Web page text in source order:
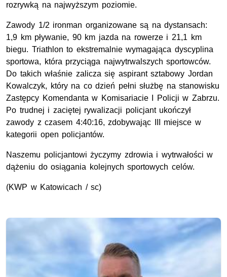
rozrywką na najwyższym poziomie.
Zawody 1/2 ironman organizowane są na dystansach:
1,9 km pływanie, 90 km jazda na rowerze i 21,1 km
biegu. Triathlon to ekstremalnie wymagająca dyscyplina
sportowa, która przyciąga najwytrwalszych sportowców.
Do takich właśnie zalicza się aspirant sztabowy Jordan
Kowalczyk, który na co dzień pełni służbę na stanowisku
Zastępcy Komendanta w Komisariacie I Policji w Zabrzu.
Po trudnej i zaciętej rywalizacji policjant ukończył
zawody z czasem 4:40:16, zdobywając III miejsce w
kategorii open policjantów.
Naszemu policjantowi życzymy zdrowia i wytrwałości w
dążeniu do osiągania kolejnych sportowych celów.
(KWP w Katowicach / sc)